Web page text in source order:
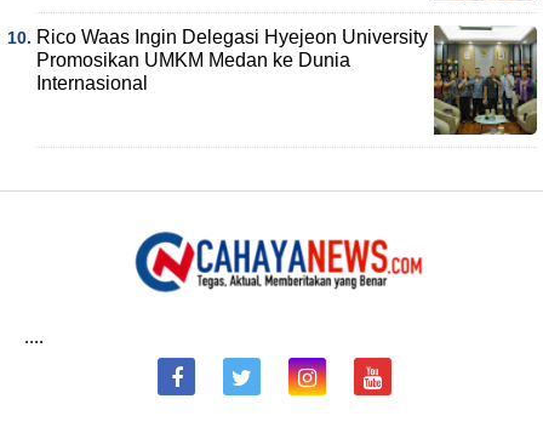
Rico Waas Ingin Delegasi Hyejeon University
Promosikan UMKM Medan ke Dunia
Internasional
....